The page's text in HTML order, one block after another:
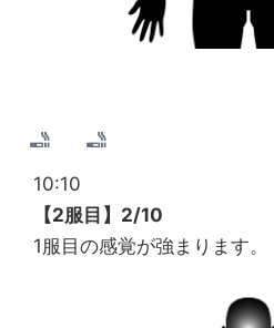
10:10
【2服目】2/10
1服目の感覚が強まります。